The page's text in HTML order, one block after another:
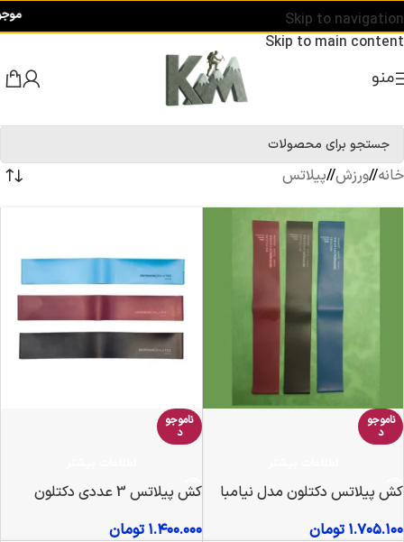
Skip to navigation
Skip to main content
منو
خانه/ورزش/ پیلاتس
ناموجو
د
کش پیلاتس دکتلون مدل نیامبا
۱.۷۰۵.۱۰۰ تومان
ناموجو
د
کش پیلاتس 3 عددی دکتلون
۱.۴۰۰.۰۰۰ تومان